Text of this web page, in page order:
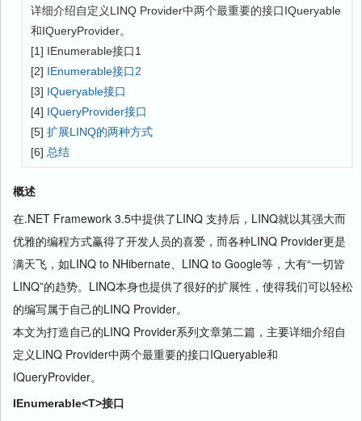
详细介绍自定义LINQ Provider中两个最重要的接口IQueryable
和IQueryProvider。
[1] IEnumerable接口1
[2] IEnumerable接口2
[3] IQueryable接口
[4] IQueryProvider接口
[5] 扩展LINQ的两种方式
[6] 总结
概述
在.NET Framework 3.5中提供了LINQ 支持后，LINQ就以其强大而
优雅的编程方式赢得了开发人员的喜爱，而各种LINQ Provider更是
满天飞，如LINQ to NHibernate、LINQ to Google等，大有“一切皆
LINQ”的趋势。LINQ本身也提供了很好的扩展性，使得我们可以轻松
的编写属于自己的LINQ Provider。
本文为打造自己的LINQ Provider系列文章第二篇，主要详细介绍自
定义LINQ Provider中两个最重要的接口IQueryable和
IQueryProvider。
IEnumerable<T>接口